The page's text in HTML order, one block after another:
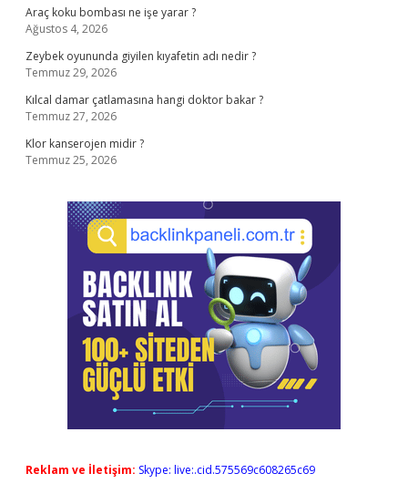
Araç koku bombası ne işe yarar ?
Ağustos 4, 2026
Zeybek oyununda giyilen kıyafetin adı nedir ?
Temmuz 29, 2026
Kılcal damar çatlamasına hangi doktor bakar ?
Temmuz 27, 2026
Klor kanserojen midir ?
Temmuz 25, 2026
Reklam ve İletişim: Skype: live:.cid.575569c608265c69